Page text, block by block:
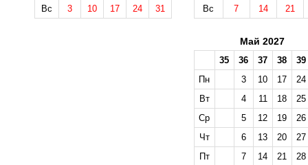
Вс
3 10 17 24 31
Вс
7 14 21
Май 2027
35 36 37 38
39
Пн
3 10 17
24
Вт
4 11 18
25
Ср
5 12 19
26
Чт
6 13 20
27
Пт
7 14 21
28